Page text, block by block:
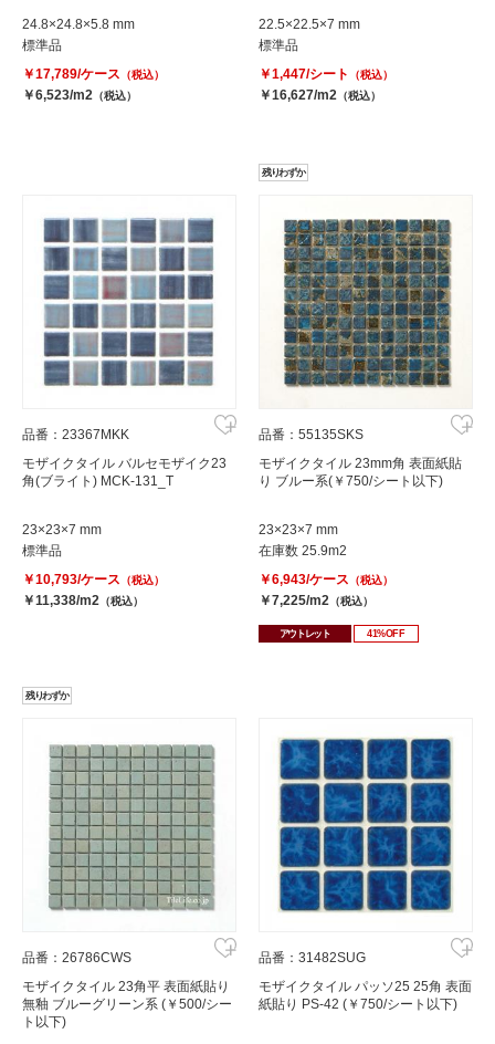
24.8×24.8×5.8 mm
標準品
￥17,789/ケース （税込）
￥6,523/m2 （税込）
22.5×22.5×7 mm
標準品
￥1,447/シート
（税込）
￥16,627/m2 （税込）
品番：23367MKK
モザイクタイル バルセモザイク23
角(ブライト) MCK-131_T
23×23×7 mm
標準品
￥10,793/ケース （税込）
￥11,338/m2 （税込）
残りわずか
品番：55135SKS
モザイクタイル 23mm角 表面紙貼
り ブルー系(￥750/シート以下)
23×23×7 mm
在庫数 25.9m2
￥6,943/ケース （税込）
￥7,225/m2 （税込）
アウトレット 41%OFF
残りわずか
品番：26786CWS
モザイクタイル 23角平 表面紙貼り
無釉 ブルーグリーン系 (￥500/シー
ト以下)
品番：31482SUG
モザイクタイル パッソ25 25角 表面
紙貼り PS-42 (￥750/シート以下)